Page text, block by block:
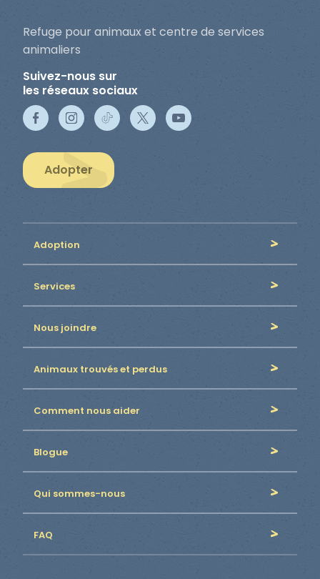
Refuge pour animaux et centre de services
animaliers
Suivez-nous sur
les réseaux sociaux
Adopter
Adoption
Services
Nous joindre
Animaux trouvés et perdus
Comment nous aider
Blogue
Qui sommes-nous
FAQ